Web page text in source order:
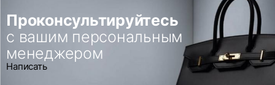
Проконсультируйтесь
с вашим персональным
менеджером
Написать